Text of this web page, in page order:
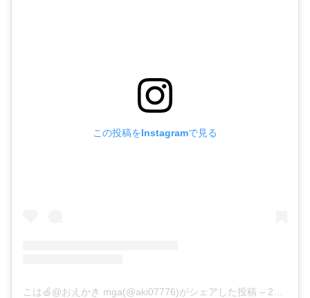
この投稿をInstagramで見る
こは🍏@おえかき mga(@aki07776)がシェアした投稿 – 2020年 4月月21日午前3時23分PDT